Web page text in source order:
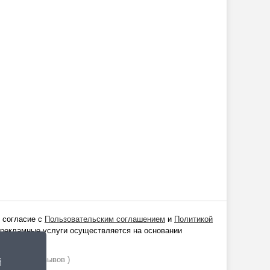
с Пользовательским соглашением и Политикой
услуги осуществляется на основании
отзывов )